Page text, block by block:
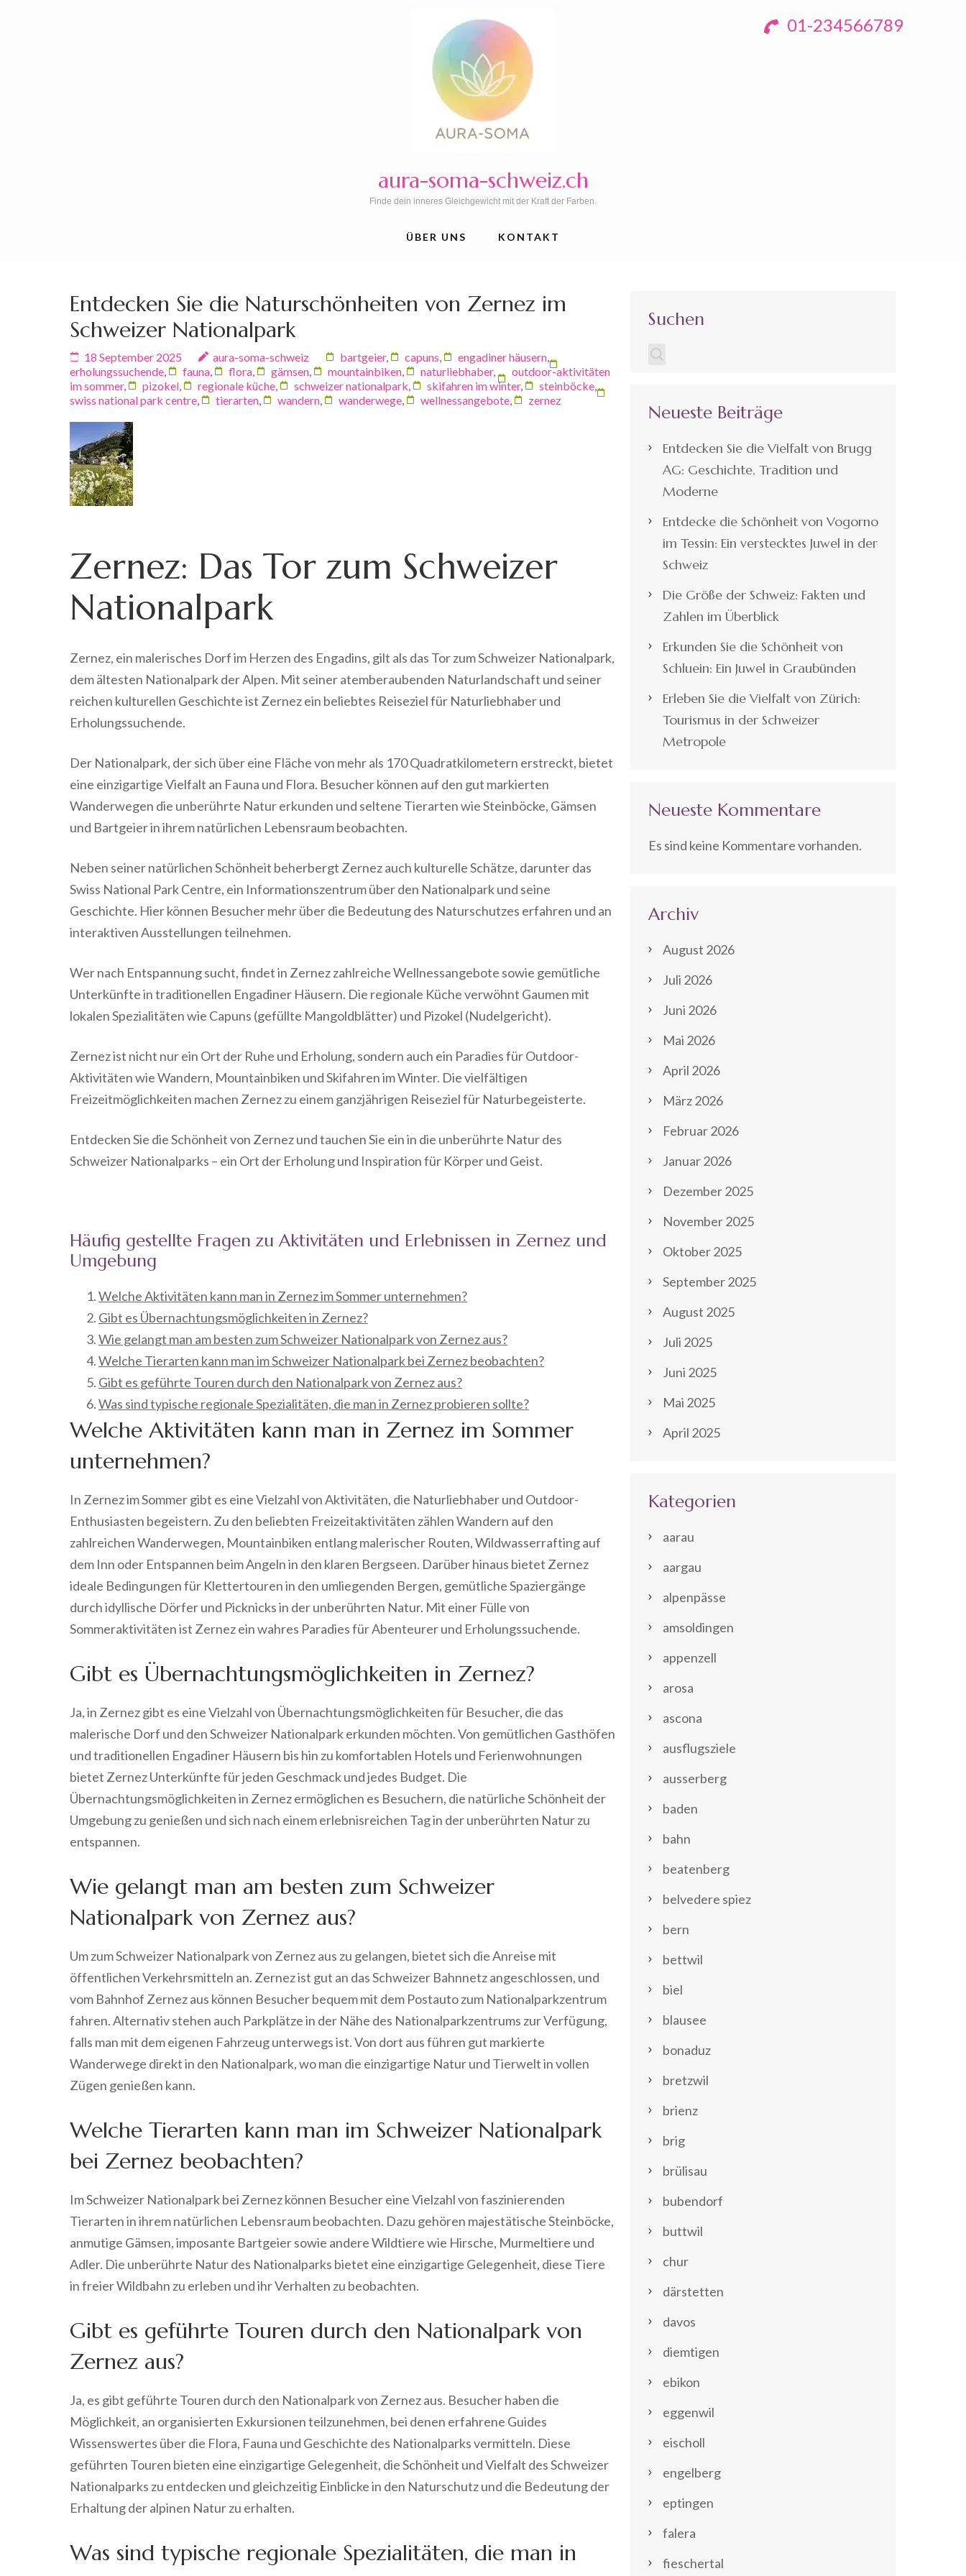
01-234566789
aura-soma-schweiz.ch
Finde dein inneres Gleichgewicht mit der Kraft der Farben.
ÜBER UNS KONTAKT
Entdecken Sie die Naturschönheiten von Zernez im
Schweizer Nationalpark
18 September 2025 aura-soma-schweiz bartgeier, capuns engadiner häusern
erholungssuchende
fauna flora gämsen mountainbiken naturliebhaber,
outdoor-aktivitäten
im sommer, pizokel regionale küche schweizer nationalpark skifahren im winter, steinböcke
swiss national park centre
tierarten wandern wanderwege wellnessangebote zernez
Zernez: Das Tor zum Schweizer
Nationalpark
Zernez, ein malerisches Dorf im Herzen des Engadins, gilt als das Tor zum Schweizer Nationalpark,
dem ältesten Nationalpark der Alpen. Mit seiner atemberaubenden Naturlandschaft und seiner
reichen kulturellen Geschichte ist Zernez ein beliebtes Reiseziel für Naturliebhaber und
Erholungssuchende.
Der Nationalpark, der sich über eine Fläche von mehr als 170 Quadratkilometern erstreckt, bietet
eine einzigartige Vielfalt an Fauna und Flora. Besucher können auf den gut markierten
Wanderwegen die unberührte Natur erkunden und seltene Tierarten wie Steinböcke, Gämsen
und Bartgeier in ihrem natürlichen Lebensraum beobachten.
Neben seiner natürlichen Schönheit beherbergt Zernez auch kulturelle Schätze, darunter das
Swiss National Park Centre, ein Informationszentrum über den Nationalpark und seine
Geschichte. Hier können Besucher mehr über die Bedeutung des Naturschutzes erfahren und an
interaktiven Ausstellungen teilnehmen.
Wer nach Entspannung sucht, findet in Zernez zahlreiche Wellnessangebote sowie gemütliche
Unterkünfte in traditionellen Engadiner Häusern. Die regionale Küche verwöhnt Gaumen mit
lokalen Spezialitäten wie Capuns (gefüllte Mangoldblätter) und Pizokel (Nudelgericht).
Zernez ist nicht nur ein Ort der Ruhe und Erholung, sondern auch ein Paradies für Outdoor-
Aktivitäten wie Wandern, Mountainbiken und Skifahren im Winter. Die vielfältigen
Freizeitmöglichkeiten machen Zernez zu einem ganzjährigen Reiseziel für Naturbegeisterte.
Entdecken Sie die Schönheit von Zernez und tauchen Sie ein in die unberührte Natur des
Schweizer Nationalparks – ein Ort der Erholung und Inspiration für Körper und Geist.
Häufig gestellte Fragen zu Aktivitäten und Erlebnissen in Zernez und
Umgebung
Welche Aktivitäten kann man in Zernez im Sommer unternehmen?
Gibt es Übernachtungsmöglichkeiten in Zernez?
Wie gelangt man am besten zum Schweizer Nationalpark von Zernez aus?
Welche Tierarten kann man im Schweizer Nationalpark bei Zernez beobachten?
Gibt es geführte Touren durch den Nationalpark von Zernez aus?
Was sind typische regionale Spezialitäten, die man in Zernez probieren sollte?
Welche Aktivitäten kann man in Zernez im Sommer
unternehmen?
In Zernez im Sommer gibt es eine Vielzahl von Aktivitäten, die Naturliebhaber und Outdoor-
Enthusiasten begeistern. Zu den beliebten Freizeitaktivitäten zählen Wandern auf den
zahlreichen Wanderwegen, Mountainbiken entlang malerischer Routen, Wildwasserrafting auf
dem Inn oder Entspannen beim Angeln in den klaren Bergseen. Darüber hinaus bietet Zernez
ideale Bedingungen für Klettertouren in den umliegenden Bergen, gemütliche Spaziergänge
durch idyllische Dörfer und Picknicks in der unberührten Natur. Mit einer Fülle von
Sommeraktivitäten ist Zernez ein wahres Paradies für Abenteurer und Erholungssuchende.
Gibt es Übernachtungsmöglichkeiten in Zernez?
Ja, in Zernez gibt es eine Vielzahl von Übernachtungsmöglichkeiten für Besucher, die das
malerische Dorf und den Schweizer Nationalpark erkunden möchten. Von gemütlichen Gasthöfen
und traditionellen Engadiner Häusern bis hin zu komfortablen Hotels und Ferienwohnungen
bietet Zernez Unterkünfte für jeden Geschmack und jedes Budget. Die
Übernachtungsmöglichkeiten in Zernez ermöglichen es Besuchern, die natürliche Schönheit der
Umgebung zu genießen und sich nach einem erlebnisreichen Tag in der unberührten Natur zu
entspannen.
Wie gelangt man am besten zum Schweizer
Nationalpark von Zernez aus?
Um zum Schweizer Nationalpark von Zernez aus zu gelangen, bietet sich die Anreise mit
öffentlichen Verkehrsmitteln an. Zernez ist gut an das Schweizer Bahnnetz angeschlossen, und
vom Bahnhof Zernez aus können Besucher bequem mit dem Postauto zum Nationalparkzentrum
fahren. Alternativ stehen auch Parkplätze in der Nähe des Nationalparkzentrums zur Verfügung,
falls man mit dem eigenen Fahrzeug unterwegs ist. Von dort aus führen gut markierte
Wanderwege direkt in den Nationalpark, wo man die einzigartige Natur und Tierwelt in vollen
Zügen genießen kann.
Welche Tierarten kann man im Schweizer Nationalpark
bei Zernez beobachten?
Im Schweizer Nationalpark bei Zernez können Besucher eine Vielzahl von faszinierenden
Tierarten in ihrem natürlichen Lebensraum beobachten. Dazu gehören majestätische Steinböcke,
anmutige Gämsen, imposante Bartgeier sowie andere Wildtiere wie Hirsche, Murmeltiere und
Adler. Die unberührte Natur des Nationalparks bietet eine einzigartige Gelegenheit, diese Tiere
in freier Wildbahn zu erleben und ihr Verhalten zu beobachten.
Gibt es geführte Touren durch den Nationalpark von
Zernez aus?
Ja, es gibt geführte Touren durch den Nationalpark von Zernez aus. Besucher haben die
Möglichkeit, an organisierten Exkursionen teilzunehmen, bei denen erfahrene Guides
Wissenswertes über die Flora, Fauna und Geschichte des Nationalparks vermitteln. Diese
geführten Touren bieten eine einzigartige Gelegenheit, die Schönheit und Vielfalt des Schweizer
Nationalparks zu entdecken und gleichzeitig Einblicke in den Naturschutz und die Bedeutung der
Erhaltung der alpinen Natur zu erhalten.
Was sind typische regionale Spezialitäten, die man in
Suchen
Neueste Beiträge
Entdecken Sie die Vielfalt von Brugg
AG: Geschichte, Tradition und
Moderne
Entdecke die Schönheit von Vogorno
im Tessin: Ein verstecktes Juwel in der
Schweiz
Die Größe der Schweiz: Fakten und
Zahlen im Überblick
Erkunden Sie die Schönheit von
Schluein: Ein Juwel in Graubünden
Erleben Sie die Vielfalt von Zürich:
Tourismus in der Schweizer
Metropole
Neueste Kommentare
Es sind keine Kommentare vorhanden.
Archiv
August 2026
Juli 2026
Juni 2026
Mai 2026
April 2026
März 2026
Februar 2026
Januar 2026
Dezember 2025
November 2025
Oktober 2025
September 2025
August 2025
Juli 2025
Juni 2025
Mai 2025
April 2025
Kategorien
aarau
aargau
alpenpässe
amsoldingen
appenzell
arosa
ascona
ausflugsziele
ausserberg
baden
bahn
beatenberg
belvedere spiez
bern
bettwil
biel
blausee
bonaduz
bretzwil
brienz
brig
brülisau
bubendorf
buttwil
chur
därstetten
davos
diemtigen
ebikon
eggenwil
eischoll
engelberg
eptingen
falera
fieschertal